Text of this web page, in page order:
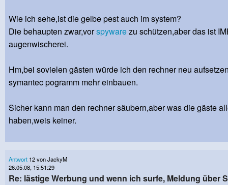
Wie ich sehe,ist die gelbe pest auch im system?
Die behaupten zwar,vorspywarezu schützen,aber das ist
augenwischerei.
Hm,bei sovielen gästen würde ich den rechner neu
symantec pogramm mehr einbauen.
Sicher kann man den rechner säubern,aber was die gäste
haben,weis keiner.
Antwort 12 von JackyM
26.05.08, 15:51:29
Re: lästige Werbung und wenn ich surfe, Meldung über